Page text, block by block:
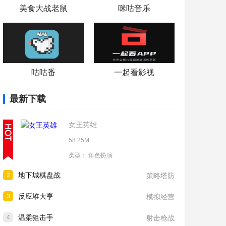
美食大战老鼠 咪咕音乐
咕咕番 一起看影视
最新下载
女王英雄
58.25M
类型： 角色扮演
2 地下城棋盘战 策略塔防
3 反应堆大亨 模拟经营
4 温柔狙击手 射击枪战